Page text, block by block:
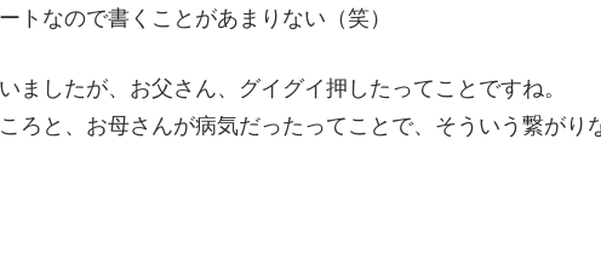
トなので書くことがあまりない（笑）
ましたが、お父さん、グイグイ押したってことですね。
ろと、お母さんが病気だったってことで、そういう繋がり